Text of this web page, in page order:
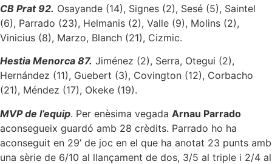
CB Prat 92. Osayande (14), Signes (2), Sesé (5), Saintel
(6), Parrado (23), Helmanis (2), Valle (9), Molins (2),
Vinicius (8), Marzo, Blanch (21), Cizmic.
Hestia Menorca 87. Jiménez (2), Serra, Otegui (2),
Hernández (11), Guebert (3), Covington (12), Corbacho
(21), Méndez (17), Okeke (19).
MVP de l’equip. Per enèsima vegada Arnau Parrado
aconsegueix guardó amb 28 crèdits. Parrado ho ha
aconseguit en 29’ de joc en el que ha anotat 23 punts amb
una sèrie de 6/10 al llançament de dos, 3/5 al triple i 2/4 al